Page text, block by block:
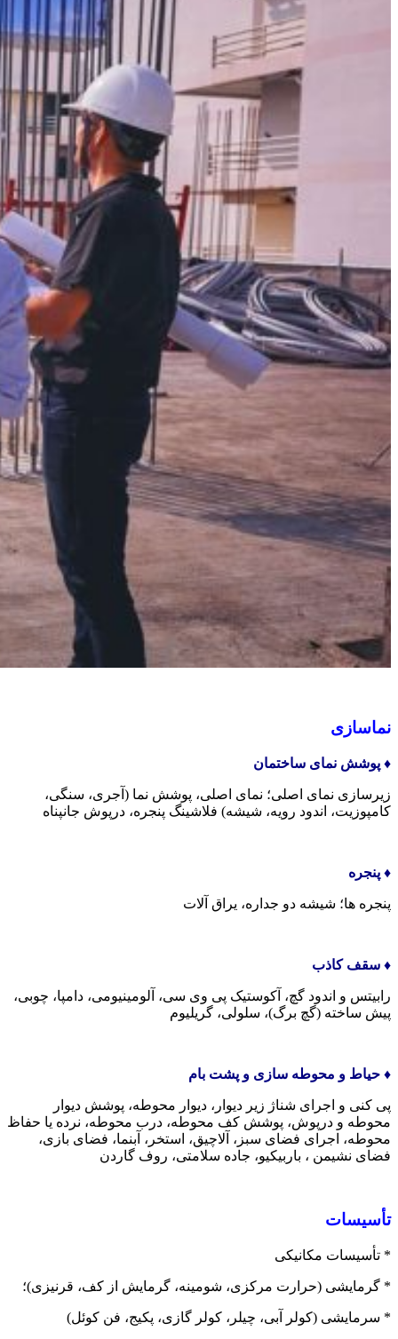
نماسازی
♦️ پوشش نمای ساختمان
زیرسازی نمای اصلی؛ نمای اصلی، پوشش نما (آجری، سنگی،
کامپوزیت، اندود رویه، شیشه) فلاشینگ پنجره، درپوش جانپناه
♦️ پنجره
پنجره ها؛ شیشه دو جداره، یراق آلات
♦️ سقف کاذب
رابیتس و اندود گچ، آکوستیک پی وی سی، آلومینیومی، دامپا، چوبی،
پیش ساخته (گچ برگ)، سلولی، گریلیوم
♦️ حیاط و محوطه سازی و پشت بام
پی کنی و اجرای شناژ زیر دیوار، دیوار محوطه، پوشش دیوار
محوطه و درپوش، پوشش کف محوطه، درب محوطه، نرده یا حفاظ
محوطه، اجرای فضای سبز، آلاچیق، استخر، آبنما، فضای بازی،
فضای نشیمن ، باربیکیو، جاده سلامتی، روف گاردن
تأسیسات
* تأسیسات مکانیکی
* گرمایشی (حرارت مرکزی، شومینه، گرمایش از کف، قرنیزی)؛
* سرمایشی (کولر آبی، چیلر، کولر گازی، پکیج، فن کوئل)